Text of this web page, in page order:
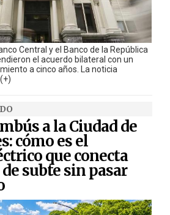
Central y el Banco de la República
el acuerdo bilateral con un
a cinco años. La noticia
a la Ciudad de
cómo es el
que conecta
subte sin pasar